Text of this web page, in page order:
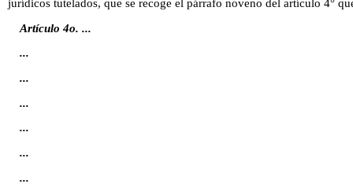
jurídicos tutelados, que se recoge el párrafo noveno del artículo 4°
Artículo 4o. ...
...
...
...
...
...
...